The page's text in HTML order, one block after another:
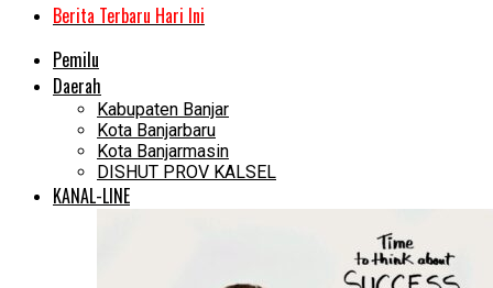
Berita Terbaru Hari Ini
Pemilu
Daerah
Kabupaten Banjar
Kota Banjarbaru
Kota Banjarmasin
DISHUT PROV KALSEL
KANAL-LINE